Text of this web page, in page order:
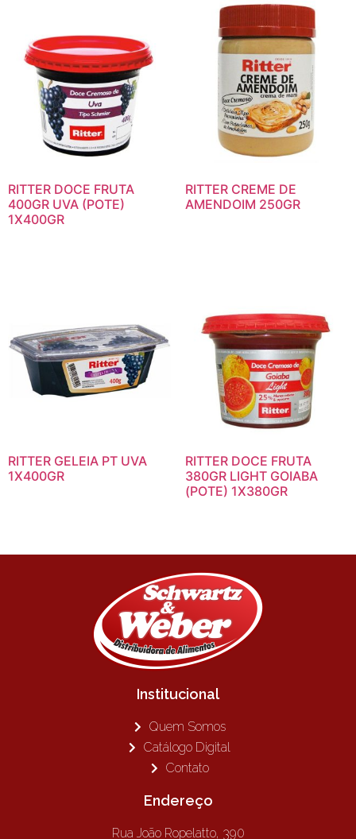
RITTER DOCE FRUTA
400GR UVA (POTE)
1X400GR
RITTER CREME DE
AMENDOIM 250GR
RITTER GELEIA PT UVA
1X400GR
RITTER DOCE FRUTA
380GR LIGHT GOIABA
(POTE) 1X380GR
Institucional
Quem Somos
Catálogo Digital
Contato
Endereço
Rua João Ropelatto, 390